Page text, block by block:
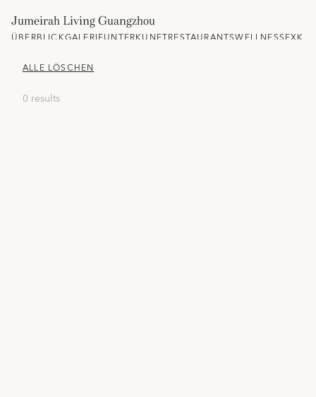
Jumeirah Living Guangzhou
ÜBERBLICKGALERIEUNTERKUNFTRESTAURANTSWELLNESS
ALLE LÖSCHEN
0 results